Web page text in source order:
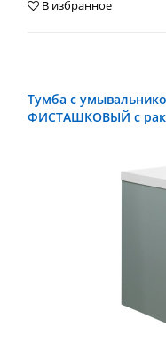
В избранное
Тумба с
ФИСТАШКОВЫЙ с